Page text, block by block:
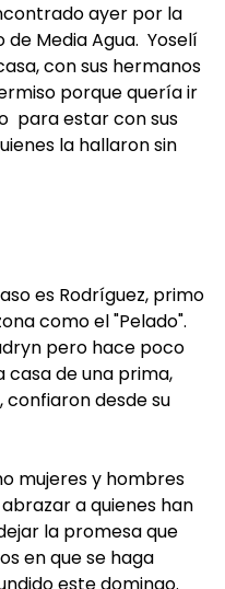
ayer por la
Media Agua. Yoselí
con sus hermanos
porque quería ir
para estar con sus
la hallaron sin
es Rodríguez, primo
como el "Pelado".
pero hace poco
casa de una prima,
desde su
mujeres y hombres
a quienes han
la promesa que
en que se haga